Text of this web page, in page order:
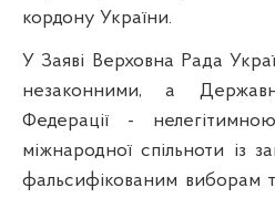
кордону України.
У Заяві Верховна Рада
незаконними, а
Федерації -
міжнародної спільноти із
фальсифікованим виборам